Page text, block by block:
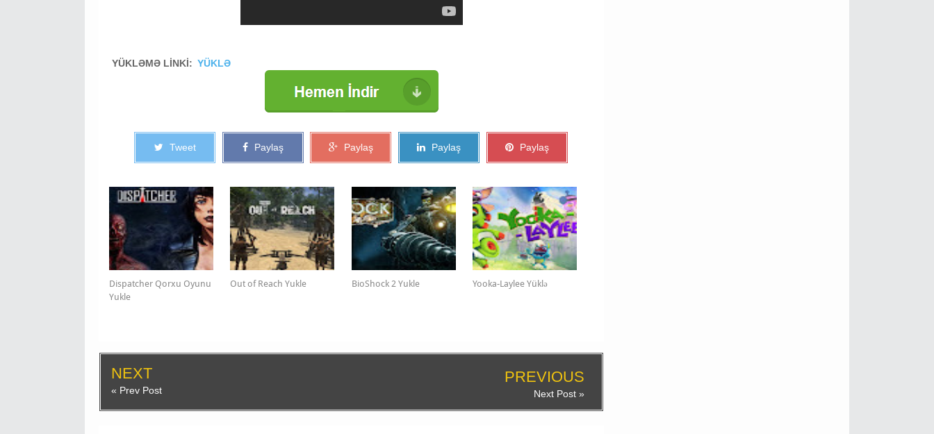
YÜKLƏMƏ LİNKİ: YÜKLƏ
Tweet Paylaş Paylaş Paylaş Paylaş
Dispatcher Qorxu Oyunu
Yukle
Out of Reach Yukle BioShock 2 Yukle Yooka-Laylee Yüklə
NEXT
« Prev Post
PREVIOUS
Next Post »